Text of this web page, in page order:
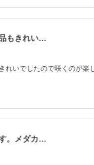
もきれい…
れいでしたので咲くのが楽
。メダカ…